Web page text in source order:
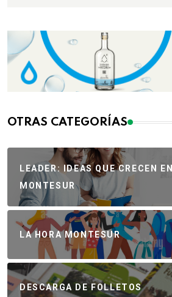
OTRAS CATEGORÍAS
LEADER: IDEAS QUE CRECEN EN
MONTESUR
LA HORA MONTESUR
DESCARGA DE FOLLETOS